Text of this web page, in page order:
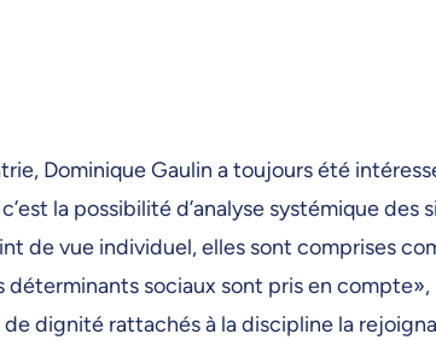
Dominique Gaulin a toujours été
la possibilité d’analyse systémique
de vue individuel, elles sont comprises
sociaux sont pris en
dignité rattachés à la discipline la